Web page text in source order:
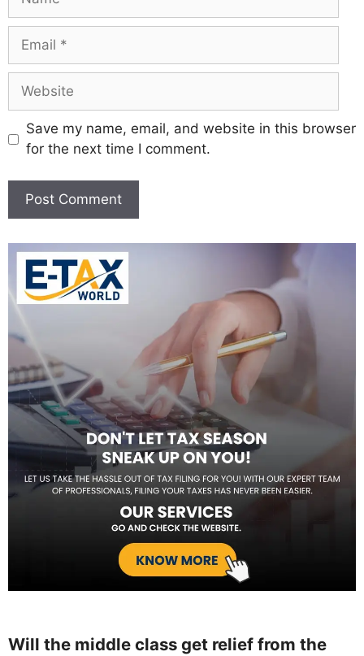
Save my name, email, and website in this browser
for the next time I comment.
Will the middle class get relief from the